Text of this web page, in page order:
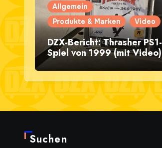
Allgemein
Produkte & Marken
Video
DZX-Bericht: Thrasher PS1-
Spiel von 1999 (mit Video)
Suchen